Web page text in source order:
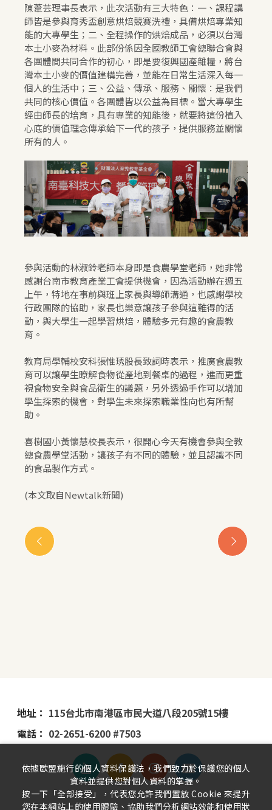
陳葦芸理事長表示，此次活動有三大特色：一、課程講
師皆是參與育秀盃創意烘焙競賽洗禮，具備烘焙專業知
能的大專學生；二、全程操作的烘焙成品，必須以台灣
本土小麥為材料。此部份係因全國教師工會總聯合會與
各團體間共同合作的初心，即是要復興國產雜糧，將台
灣本土小麥的價值建構完善，並能在日常生活深入每一
個人的生活中；三、公益、傳承、服務、關懷：是我們
共同的核心價值。各團體皆以公益為目標。當大專學生
經由師長的培育，具有專業的知能後，就要將這份植入
心底的價值理念傳承給下一代的孩子，提供服務並關懷
所有的人。
參與活動的林淑鈴老師本身即是食農學堂老師，她非常
感謝台南市教育產業工會提供機會，因為活動辦在週五
上午，特地在事前與班上家長與導師溝通，也感謝學校
行政團隊的協助，家長也樂意讓孩子參與這難得的活
動，與大學生一起學習烘焙，體驗多元有趣的食農教
育。
教育局學輔校安科張惟琇股長致詞時表示，推廣食農教
育可以讓學生瞭解食物從產地到餐桌的過程，進而更重
視食物安全與食品衛生的議題，另外透過手作可以增加
學生探索的機會，對學生未來探索職業性向也有所幫
助。
喜樹國小黃懷慧校長表示，很開心今天有機會參與全教
總食農學堂活動，讓孩子有不同的體驗，並且認識不同
的食品製作方式。
(本文取自Newtalk新聞)
地址： 115台北市南港區市民大道八段205號15樓
電話： 02-2651-6200 #7503
依據歐盟施行的個人資料保護法，我們致力於保護您的個人
資料並提供您對個人資料的掌握。
按一下「全部接受」，代表您允許我們置放 Cookie 來提升
您在本網站上的使用體驗、協助我們分析網站效能和使用狀